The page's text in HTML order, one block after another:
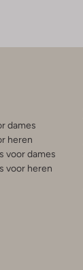
dames
heren
voor dames
voor heren